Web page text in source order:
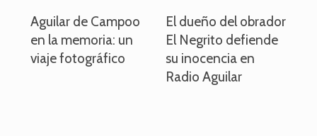
Aguilar de Campoo
en la memoria: un
viaje fotográfico
El dueño del obrador
El Negrito defiende
su inocencia en
Radio Aguilar